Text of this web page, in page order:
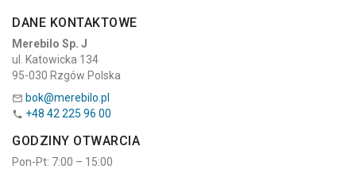
DANE KONTAKTOWE
Merebilo Sp. J
ul. Katowicka 134
95-030 Rzgów Polska
 bok@merebilo.pl
 +48 42 225 96 00
GODZINY OTWARCIA
Pon-Pt: 7:00 – 15:00